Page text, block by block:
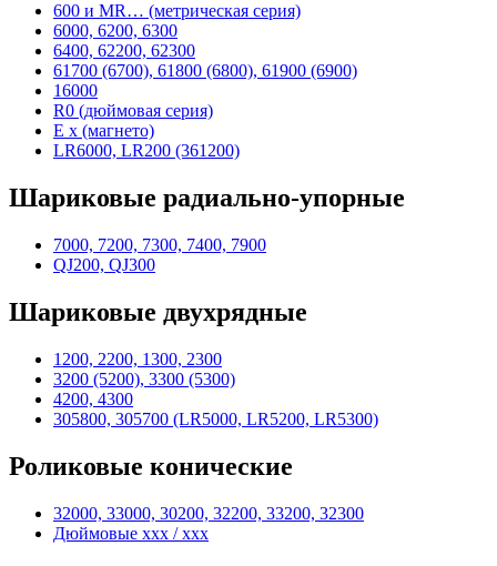
600 и MR… (метрическая серия)
6000, 6200, 6300
6400, 62200, 62300
61700 (6700), 61800 (6800), 61900 (6900)
16000
R0 (дюймовая серия)
E x (магнето)
LR6000, LR200 (361200)
Шариковые радиально-упорные
7000, 7200, 7300, 7400, 7900
QJ200, QJ300
Шариковые двухрядные
1200, 2200, 1300, 2300
3200 (5200), 3300 (5300)
4200, 4300
305800, 305700 (LR5000, LR5200, LR5300)
Роликовые конические
32000, 33000, 30200, 32200, 33200, 32300
Дюймовые xxx / xxx